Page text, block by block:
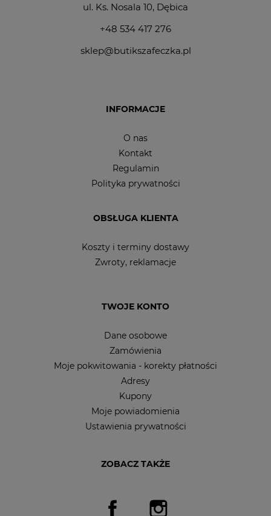
ul. Ks. Nosala 10, Dębica
+48 534 417 276
sklep@butikszafeczka.pl
INFORMACJE
O nas
Kontakt
Regulamin
Polityka prywatności
OBSŁUGA KLIENTA
Koszty i terminy dostawy
Zwroty, reklamacje
TWOJE KONTO
Dane osobowe
Zamówienia
Moje pokwitowania - korekty płatności
Adresy
Kupony
Moje powiadomienia
Ustawienia prywatności
ZOBACZ TAKŻE
Facebook